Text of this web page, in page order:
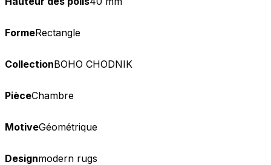
FormeRectangle
CollectionBOHO CHODNIK
PièceChambre
MotiveGéométrique
Designmodern rugs